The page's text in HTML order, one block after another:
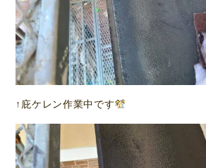
↑庇ケレン作業中です